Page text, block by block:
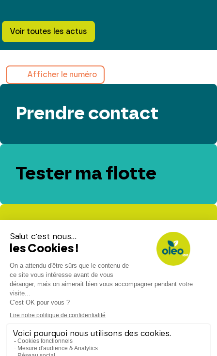
Voir toutes les actus
Afficher le numéro
Prendre contact
Tester ma flotte
Evaluer mes
émissions de CO₂
Espace presse
Espace client
Contact
Nous rejoindre
Mention légales
Politique de cookies
RGAA – Déclaration d’accessibilité